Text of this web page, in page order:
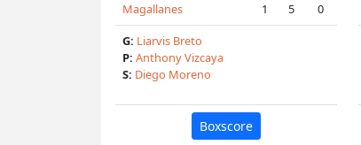
Magallanes
1 5
0
G: Liarvis Breto
P: Anthony Vizcaya
S: Diego Moreno
Boxscore